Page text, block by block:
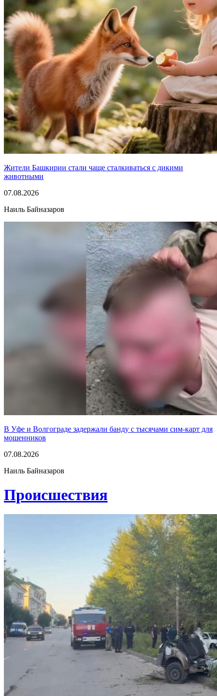
Жители Башкирии стали чаще сталкиваться с дикими
животными
07.08.2026
Наиль Байназаров
В Уфе и Волгограде задержали банду с тысячами сим-карт для
мошенников
07.08.2026
Наиль Байназаров
Проиcшествия